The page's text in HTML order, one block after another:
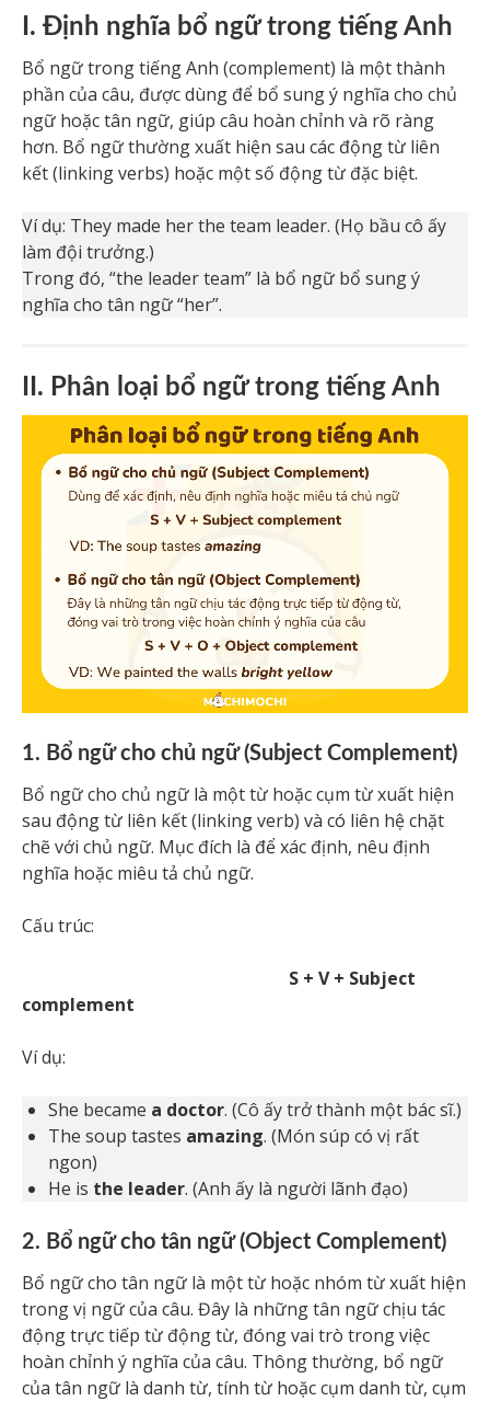
I. Định nghĩa bổ ngữ trong tiếng Anh
Bổ ngữ trong tiếng Anh (complement) là một thành
phần của câu, được dùng để bổ sung ý nghĩa cho chủ
ngữ hoặc tân ngữ, giúp câu hoàn chỉnh và rõ ràng
hơn. Bổ ngữ thường xuất hiện sau các động từ liên
kết (linking verbs) hoặc một số động từ đặc biệt.
Ví dụ: They made her the team leader. (Họ bầu cô ấy
làm đội trưởng.)
Trong đó, “the leader team” là bổ ngữ bổ sung ý
nghĩa cho tân ngữ “her”.
II. Phân loại bổ ngữ trong tiếng Anh
1. Bổ ngữ cho chủ ngữ (Subject Complement)
Bổ ngữ cho chủ ngữ là một từ hoặc cụm từ xuất hiện
sau động từ liên kết (linking verb) và có liên hệ chặt
chẽ với chủ ngữ. Mục đích là để xác định, nêu định
nghĩa hoặc miêu tả chủ ngữ.
Cấu trúc:
S + V + Subject
complement
Ví dụ:
She became a doctor. (Cô ấy trở thành một bác sĩ.)
The soup tastes amazing. (Món súp có vị rất
ngon)
He is the leader. (Anh ấy là người lãnh đạo)
2. Bổ ngữ cho tân ngữ (Object Complement)
Bổ ngữ cho tân ngữ là một từ hoặc nhóm từ xuất hiện
trong vị ngữ của câu. Đây là những tân ngữ chịu tác
động trực tiếp từ động từ, đóng vai trò trong việc
hoàn chỉnh ý nghĩa của câu. Thông thường, bổ ngữ
của tân ngữ là danh từ, tính từ hoặc cụm danh từ, cụm